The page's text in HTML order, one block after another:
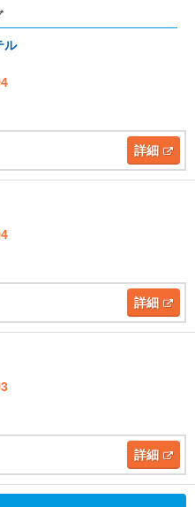
ル
詳細
詳細
詳細